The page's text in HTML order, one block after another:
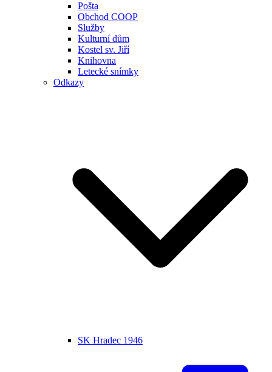
Pošta
Obchod COOP
Služby
Kulturní dům
Kostel sv. Jiří
Knihovna
Letecké snímky
Odkazy
SK Hradec 1946